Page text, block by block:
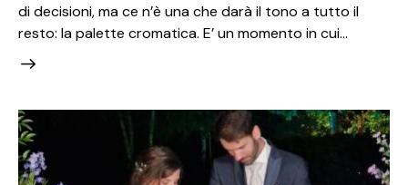
di decisioni, ma ce n’è una che darà il tono a tutto il
resto: la palette cromatica. E’ un momento in cui…